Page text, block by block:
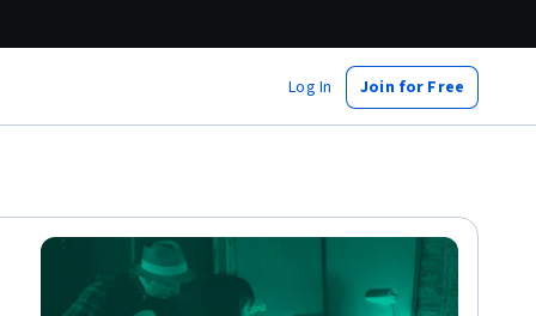
Log In Join for Free